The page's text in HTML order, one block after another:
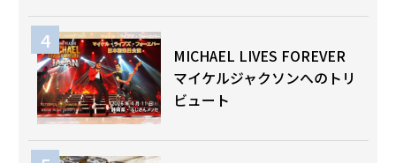
MICHAEL LIVES FOREVER
マイケルジャクソンへのトリ
ビュート